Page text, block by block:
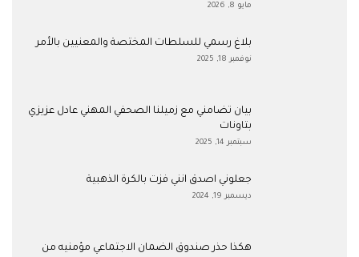
مايو 8, 2026
بلاغ رسمي للسلطات المختصة والمعنيين بالأمر
نوفمبر 18, 2025
بيان تضامني مع زميلنا الصحفي المهني عادل عزيزي
بتاونات
سبتمبر 14, 2025
جعلوني اصدق انني فزت بالكرة الذهبية
ديسمبر 19, 2024
هكذا حذر صندوق الضمان الاجتماعي مؤمنيه من